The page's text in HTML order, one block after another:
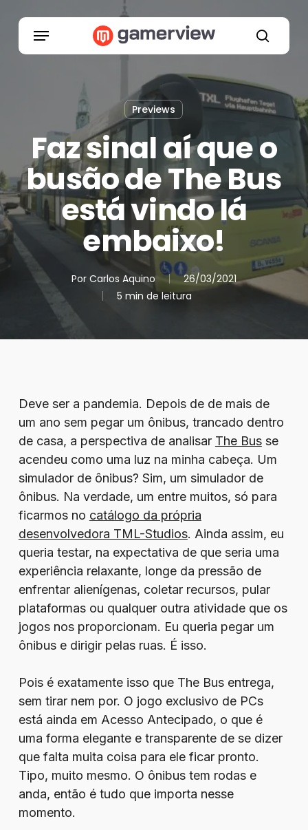
search
Menu
Previews
Faz sinal aí que o
busão de The Bus
está vindo lá
embaixo!
Por Carlos Aquino
26/03/2021
5 min de leitura
Deve ser a pandemia. Depois de de mais de
um ano sem pegar um ônibus, trancado dentro
de casa, a perspectiva de analisar The Busse
acendeu como uma luz na minha cabeça. Um
simulador de ônibus? Sim, um simulador de
ônibus. Na verdade, um entre muitos, só para
ficarmos no catálogo da própria
desenvolvedora TML-Studios. Ainda assim, eu
queria testar, na expectativa de que seria uma
experiência relaxante, longe da pressão de
enfrentar alienígenas, coletar recursos, pular
plataformas ou qualquer outra atividade que os
jogos nos proporcionam. Eu queria pegar um
ônibus e dirigir pelas ruas. É isso.
Pois é exatamente isso que The Bus entrega,
sem tirar nem por. O jogo exclusivo de PCs
está ainda em Acesso Antecipado, o que é
uma forma elegante e transparente de se dizer
que falta muita coisa para ele ficar pronto.
Tipo, muito mesmo. O ônibus tem rodas e
anda, então é tudo que importa nesse
momento.